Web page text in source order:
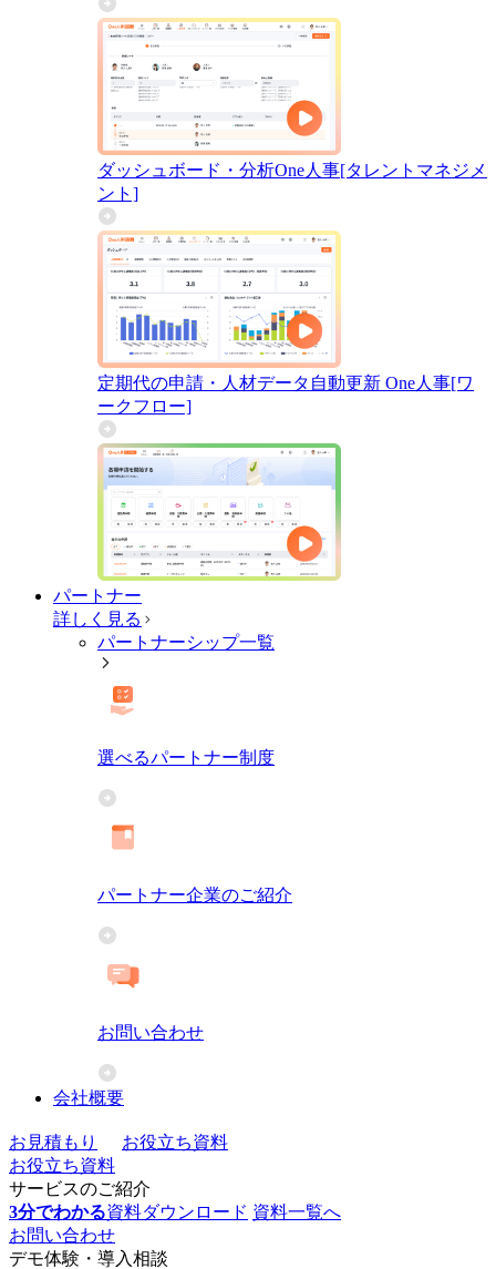
ダッシュボード・分析One人事[タレントマネジメ
ント]
定期代の申請・人材データ自動更新 One人事[ワ
ークフロー]
パートナー
詳しく見る
パートナーシップ一覧
選べるパートナー制度
パートナー企業のご紹介
お問い合わせ
会社概要
お見積もり
お役立ち資料
お役立ち資料
サービスのご紹介
3分でわかる資料ダウンロード 資料一覧へ
お問い合わせ
デモ体験・導入相談